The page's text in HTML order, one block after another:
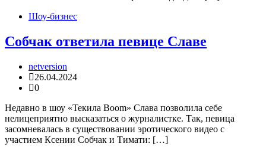
Шоу-бизнес
Собчак ответила певице Славе
netversion
26.04.2024
0
Недавно в шоу «Текила Boom» Слава позволила себе
нелицеприятно высказаться о журналистке. Так, певица
засомневалась в существовании эротического видео с
участием Ксении Собчак и Тимати: […]